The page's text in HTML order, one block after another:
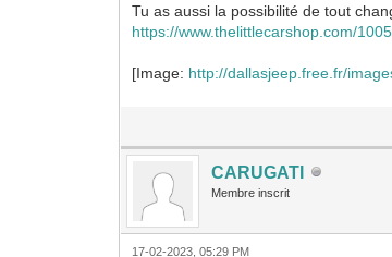
Tu as aussi la possibilité de tout
https://www.thelittlecarshop.com/
[Image: http://dallasjeep.free.fr/
CARUGATI
Membre inscrit
17-02-2023, 05:29 PM